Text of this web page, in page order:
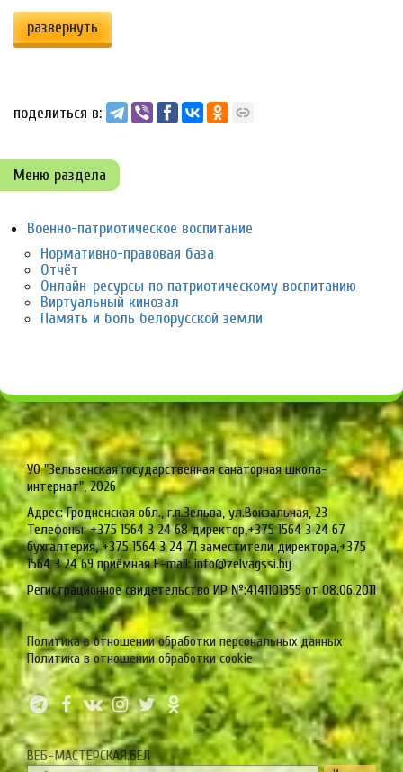
развернуть
поделиться в:
Меню раздела
Военно-патриотическое воспитание
Нормативно-правовая база
Отчёт
Онлайн-ресурсы по патриотическому воспитанию
Виртуальный кинозал
Память и боль белорусской земли
УО "Зельвенская государственная санаторная школа-
интернат", 2026
Адрес: Гродненская обл., г.п.Зельва, ул.Вокзальная, 23
Телефоны: +375 1564 3 24 68 директор,+375 1564 3 24 67
бухгалтерия, +375 1564 3 24 71 заместители директора,+375
1564 3 24 69 приёмная E-mail: info@zelvagssi.by
Регистрационное свидетельство ИР №:4141101355 от 08.06.2011
Политика в отношении обработки персональных данных
Политика в отношении обработки cookie
ВЕБ-МАСТЕРСКАЯ.БЕЛ